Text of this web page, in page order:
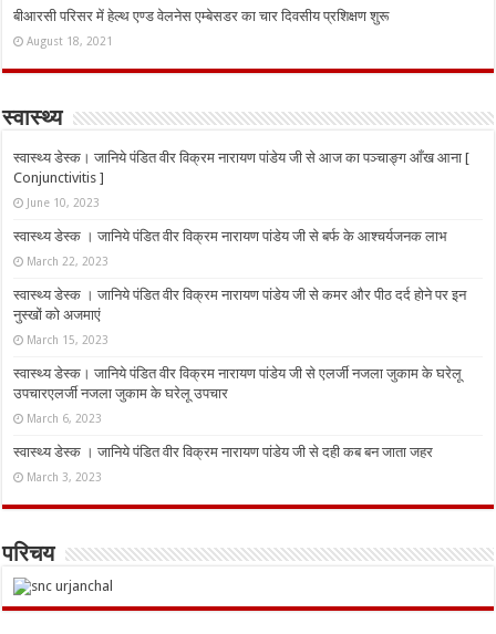
बीआरसी परिसर में हेल्थ एण्ड वेलनेस एम्बेसडर का चार दिवसीय प्रशिक्षण शुरू
August 18, 2021
स्वास्थ्य
स्वास्थ्य डेस्क। जानिये पंडित वीर विक्रम नारायण पांडेय जी से आज का पञ्चाङ्ग आँख आना [
Conjunctivitis ]
June 10, 2023
स्वास्थ्य डेस्क । जानिये पंडित वीर विक्रम नारायण पांडेय जी से बर्फ के आश्चर्यजनक लाभ
March 22, 2023
स्वास्थ्य डेस्क । जानिये पंडित वीर विक्रम नारायण पांडेय जी से कमर और पीठ दर्द होने पर इन
नुस्‍खों को अजमाएं
March 15, 2023
स्वास्थ्य डेस्क। जानिये पंडित वीर विक्रम नारायण पांडेय जी से एलर्जी नजला जुकाम के घरेलू
उपचारएलर्जी नजला जुकाम के घरेलू उपचार
March 6, 2023
स्वास्थ्य डेस्क । जानिये पंडित वीर विक्रम नारायण पांडेय जी से दही कब बन जाता जहर
March 3, 2023
परिचय